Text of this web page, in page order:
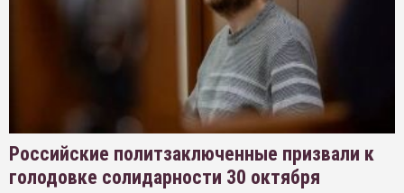
Российские политзаключенные призвали к
голодовке солидарности 30 октября